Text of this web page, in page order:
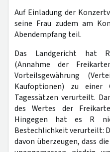
Auf Einladung der
seine Frau zudem am
Abendempfang teil.
Das Landgericht hat
(Annahme der
Vorteilsgewährung
Kaufoptionen) zu einer
Tagessätzen verurteilt.
des Wertes der
Hingegen hat es R
Bestechlichkeit verurteilt:
davon überzeugen, dass